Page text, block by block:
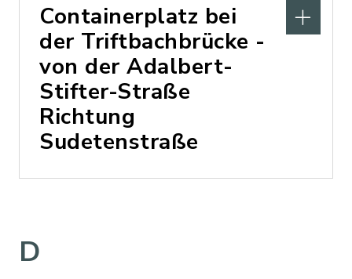
Containerplatz bei
der Triftbachbrücke -
von der Adalbert-
Stifter-Straße
Richtung
Sudetenstraße
D